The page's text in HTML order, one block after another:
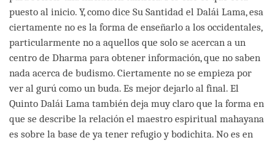
puesto al inicio. Y, como dice Su Santidad el Dalái Lama, esa
ciertamente no es la forma de enseñarlo a los occidentales,
particularmente no a aquellos que solo se acercan a un
centro de Dharma para obtener información, que no saben
nada acerca de budismo. Ciertamente no se empieza por
ver al gurú como un buda. Es mejor dejarlo al final. El
Quinto Dalái Lama también deja muy claro que la forma en
que se describe la relación el maestro espiritual mahayana
es sobre la base de ya tener refugio y bodichita. No es en